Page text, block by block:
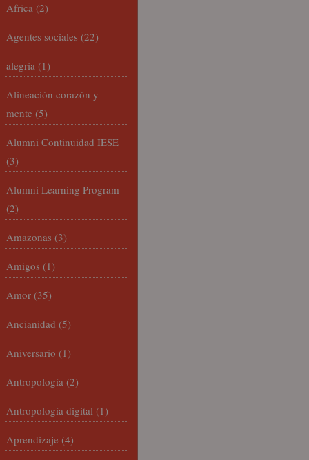
Africa (2)
Agentes sociales (22)
alegría (1)
Alineación corazón y
mente (5)
Alumni Continuidad IESE
(3)
Alumni Learning Program
(2)
Amazonas (3)
Amigos (1)
Amor (35)
Ancianidad (5)
Aniversario (1)
Antropología (2)
Antropología digital (1)
Aprendizaje (4)